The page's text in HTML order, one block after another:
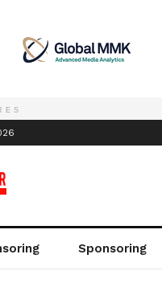
Sponsoring